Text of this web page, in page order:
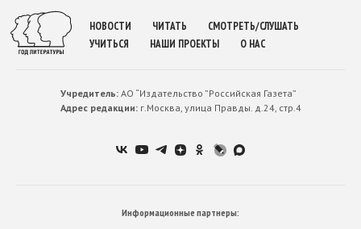
НОВОСТИ ЧИТАТЬ
СМОТРЕТЬ/СЛУШАТЬ
УЧИТЬСЯ
НАШИ ПРОЕКТЫ О НАС
Учредитель:АО “Издательство ”Российская Газета”
Адрес редакции:г.Москва, улица Правды. д.24, стр.4
Информационные партнеры: